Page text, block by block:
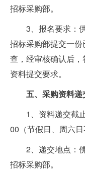
招标采购部。
3、报名要求：
招标采购部提交一
查，经审核确认后
资料提交要求。
五、 采购资料递
1、资料递交截
00（节假日、周六日
2、递交地点：
招标采购部。